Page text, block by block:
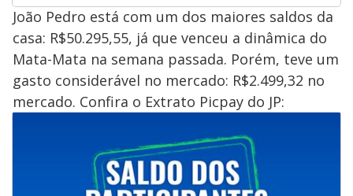
João Pedro está com um dos maiores saldos da
casa: R$50.295,55, já que venceu a dinâmica do
Mata-Mata na semana passada. Porém, teve um
gasto considerável no mercado: R$2.499,32 no
mercado. Confira o Extrato Picpay do JP: